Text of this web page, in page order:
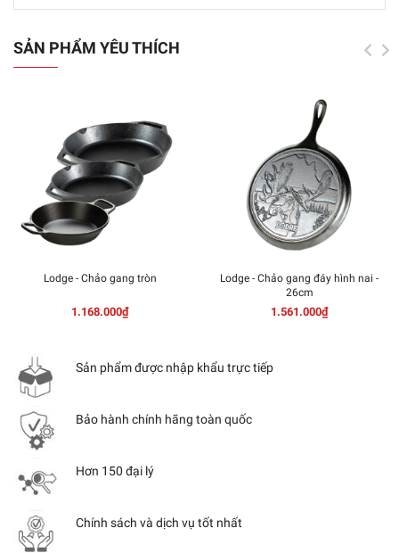
SẢN PHẨM YÊU THÍCH
Lodge - Chảo gang tròn
1.168.000₫
Lodge - Chảo gang đáy hình nai -
26cm
1.561.000₫
Sản phẩm được nhập khẩu trực tiếp
Bảo hành chính hãng toàn quốc
Hơn 150 đại lý
Chính sách và dịch vụ tốt nhất